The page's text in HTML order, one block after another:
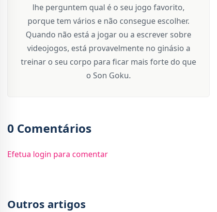
lhe perguntem qual é o seu jogo favorito,
porque tem vários e não consegue escolher.
Quando não está a jogar ou a escrever sobre
videojogos, está provavelmente no ginásio a
treinar o seu corpo para ficar mais forte do que
o Son Goku.
0 Comentários
Efetua login para comentar
Outros artigos